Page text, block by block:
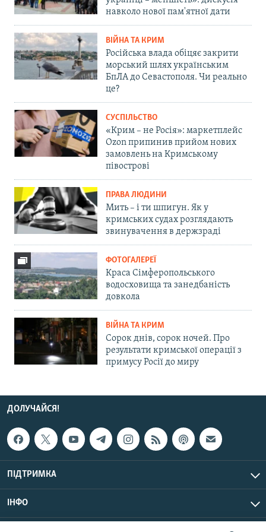
навколо нової пам'ятної дати
ВІЙНА ТА КРИМ
Російська влада обіцяє закрити
морський шлях українським
БпЛА до Севастополя. Чи реально
це?
СУСПІЛЬСТВО
«Крим – не Росія»: маркетплейс
Ozon припинив прийом нових
замовлень на Кримському
півострові
ПРАВА ЛЮДИНИ
Мить – і ти шпигун. Як у
кримських судах розглядають
звинувачення в держзраді
ФОТОГАЛЕРЕЇ
Краса Сімферопольського
водосховища та занедбаність
довкола
ВІЙНА ТА КРИМ
Сорок днів, сорок ночей. Про
результати кримської операції з
примусу Росії до миру
ДОЛУЧАЙСЯ!
ПІДТРИМКА
ІНФО